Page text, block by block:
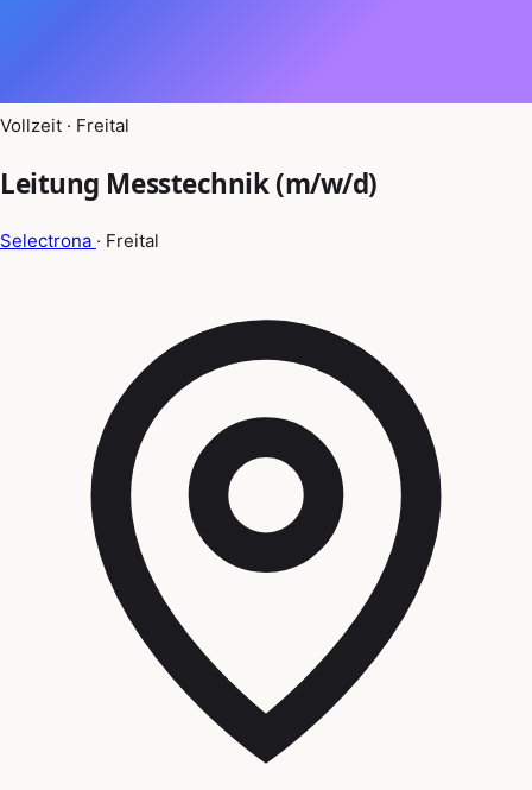
Vollzeit · Freital
Leitung Messtechnik (m/w/d)
Selectrona · Freital